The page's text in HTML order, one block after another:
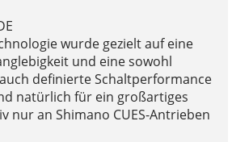
wurde gezielt auf eine
und eine sowohl
definierte Schaltperformance
natürlich für ein großartiges
nur an Shimano CUES-Antrieben